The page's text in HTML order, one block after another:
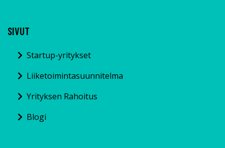
SIVUT
Startup-yritykset
Liiketoimintasuunnitelma
Yrityksen Rahoitus
Blogi